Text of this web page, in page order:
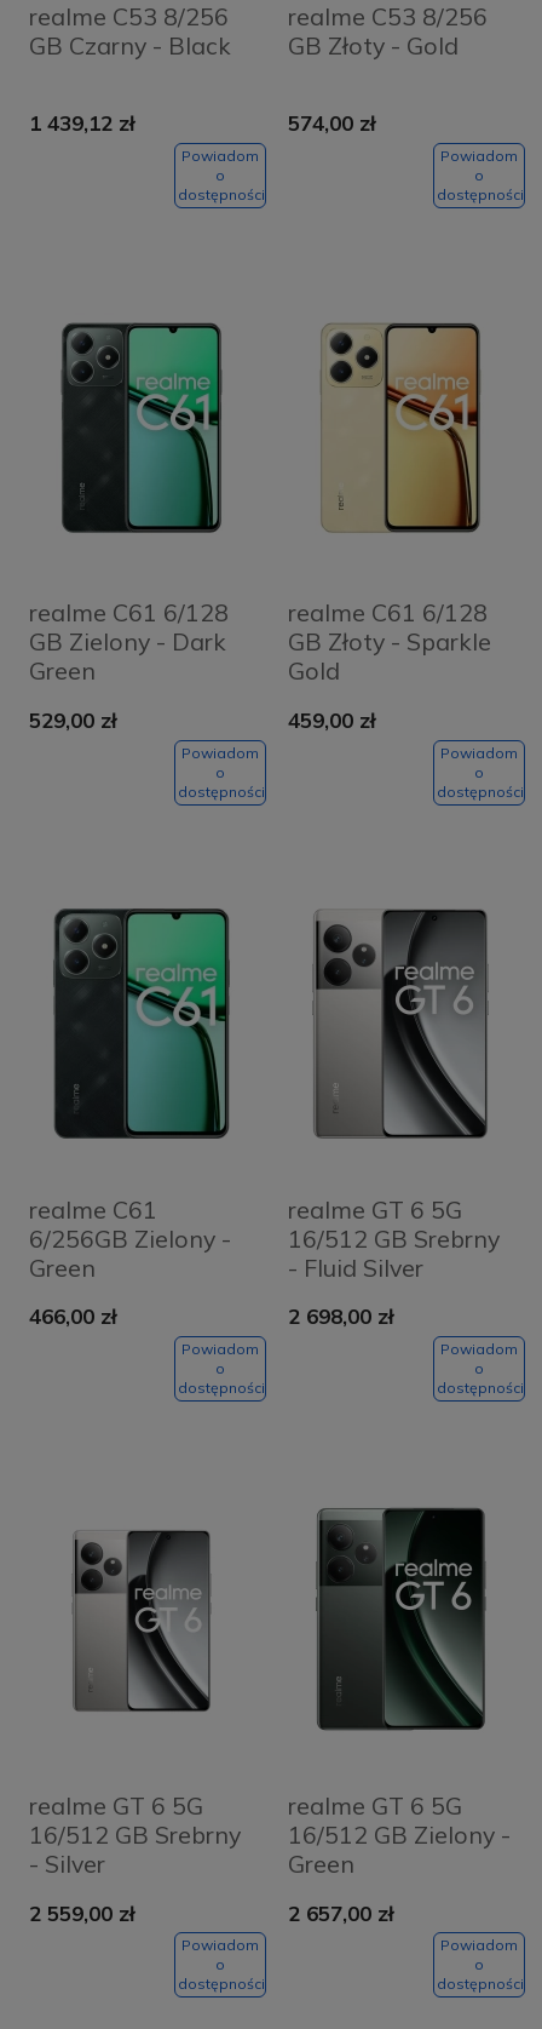
realme C53 8/256
GB Czarny - Black
1 439,12 zł
Powiadom
o
dostępności
realme C53 8/256
GB Złoty - Gold
574,00 zł
Powiadom
o
dostępności
realme C61 6/128
GB Zielony - Dark
Green
529,00 zł
Powiadom
o
dostępności
realme C61 6/128
GB Złoty - Sparkle
Gold
459,00 zł
Powiadom
o
dostępności
realme C61
6/256GB Zielony -
Green
466,00 zł
Powiadom
o
dostępności
realme GT 6 5G
16/512 GB Srebrny
- Fluid Silver
2 698,00 zł
Powiadom
o
dostępności
realme GT 6 5G
16/512 GB Srebrny
- Silver
2 559,00 zł
Powiadom
o
dostępności
realme GT 6 5G
16/512 GB Zielony -
Green
2 657,00 zł
Powiadom
o
dostępności